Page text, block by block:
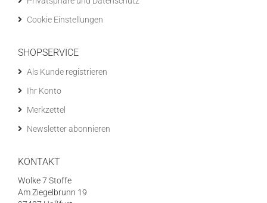
Cookie Einstellungen
SHOPSERVICE
Als Kunde registrieren
Ihr Konto
Merkzettel
Newsletter abonnieren
KONTAKT
Wolke 7 Stoffe
Am Ziegelbrunn 19